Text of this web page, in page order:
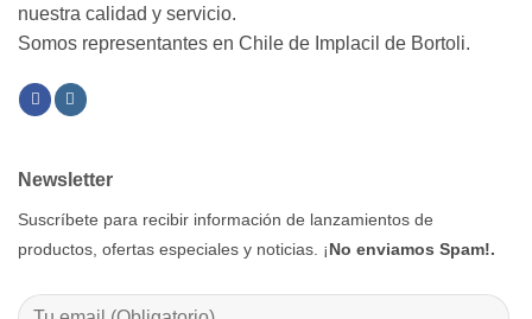
nuestra calidad y servicio.
Somos representantes en Chile de Implacil de Bortoli.
Newsletter
Suscríbete para recibir información de lanzamientos de
productos, ofertas especiales y noticias. ¡No enviamos Spam!.